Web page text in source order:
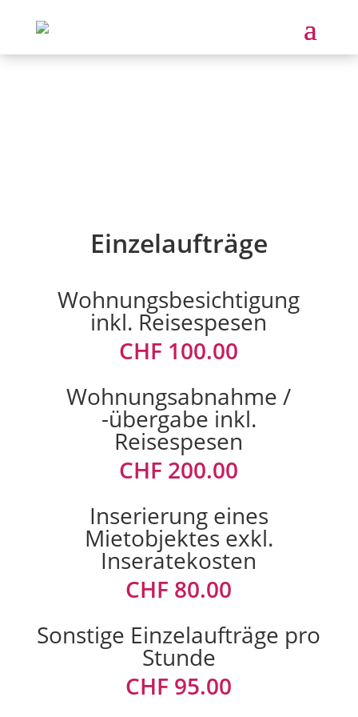
Einzelaufträge
Wohnungsbesichtigung
inkl. Reisespesen
CHF 100.00
Wohnungsabnahme /
-übergabe inkl.
Reisespesen
CHF 200.00
Inserierung eines
Mietobjektes exkl.
Inseratekosten
CHF 80.00
Sonstige Einzelaufträge pro
Stunde
CHF 95.00